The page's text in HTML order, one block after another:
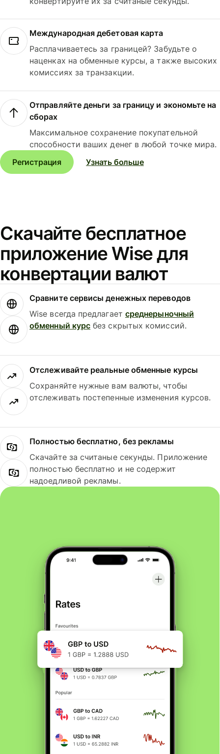
Международная дебетовая карта
Расплачиваетесь за границей? Забудьте о
наценках на обменные курсы, а также высоких
комиссиях за транзакции.
Отправляйте деньги за границу и экономьте на
сборах
Максимальное сохранение покупательной
способности ваших денег в любой точке мира.
Регистрация
Узнать больше
Скачайте бесплатное
приложение Wise для
конвертации валют
Сравните сервисы денежных переводов
Wise всегда предлагает среднерыночный
обменный курс без скрытых комиссий.
Отслеживайте реальные обменные курсы
Сохраняйте нужные вам валюты, чтобы
отслеживать постепенные изменения курсов.
Полностью бесплатно, без рекламы
Скачайте за считаные секунды. Приложение
полностью бесплатно и не содержит
надоедливой рекламы.